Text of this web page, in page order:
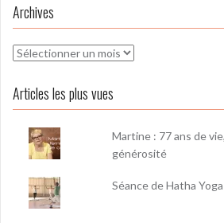
Archives
Archives
Articles les plus vues
Martine : 77 ans de
générosité
Séance de Hatha